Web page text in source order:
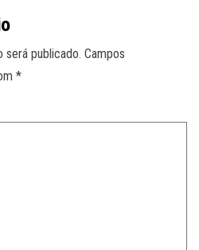
será publicado. Campos
*